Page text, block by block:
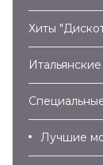
Хиты
Лучшие